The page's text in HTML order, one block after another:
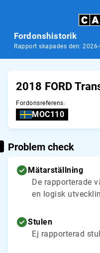
Fordonshistorik
Rapport skapades den:
2018 FORD
Fordonsreferens:
MOC110
Problem check
Mätarställning
De rapporterade
en logisk
Stulen
Ej rapporterad